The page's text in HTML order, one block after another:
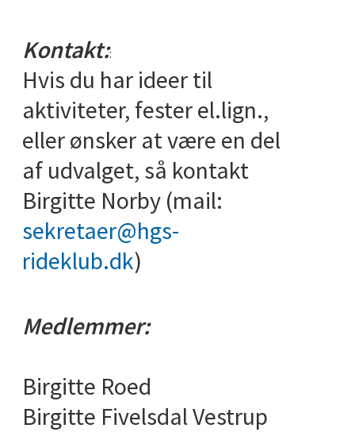
Kontakt::
Hvis du har ideer til
aktiviteter, fester el.lign.,
eller ønsker at være en del
af udvalget, så kontakt
Birgitte Norby (mail:
sekretaer@hgs-
rideklub.dk)
Medlemmer:
Birgitte Roed
Birgitte Fivelsdal Vestrup